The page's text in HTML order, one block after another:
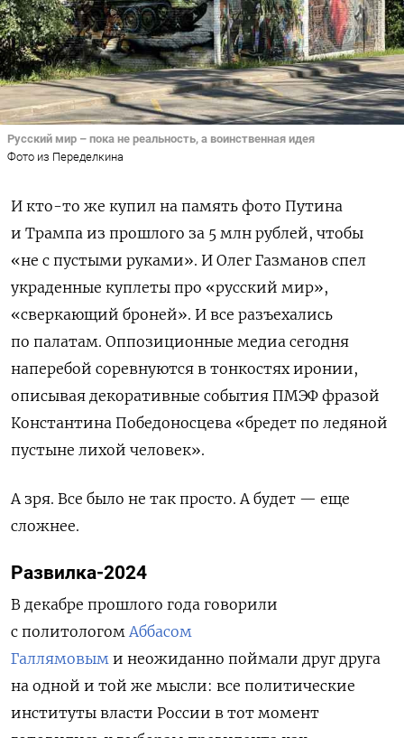
Русский мир – пока не реальность, а воинственная идея
Фото из Переделкина
И кто-то же купил на память фото Путина
и Трампа из прошлого за 5 млн рублей, чтобы
«не с пустыми руками». И Олег Газманов спел
украденные куплеты про «русский мир»,
«сверкающий броней». И все разъехались
по палатам. Оппозиционные медиа сегодня
наперебой соревнуются в тонкостях иронии,
описывая декоративные события ПМЭФ фразой
Константина Победоносцева «бредет по ледяной
пустыне лихой человек».
А зря. Все было не так просто. А будет — еще
сложнее.
Развилка-2024
В декабре прошлого года говорили
с политологом Аббасом
Галлямовым и неожиданно поймали друг друга
на одной и той же мысли: все политические
институты власти России в тот момент